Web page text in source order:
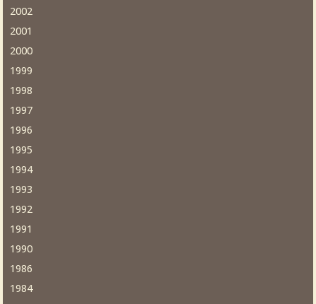
2002
2001
2000
1999
1998
1997
1996
1995
1994
1993
1992
1991
1990
1986
1984